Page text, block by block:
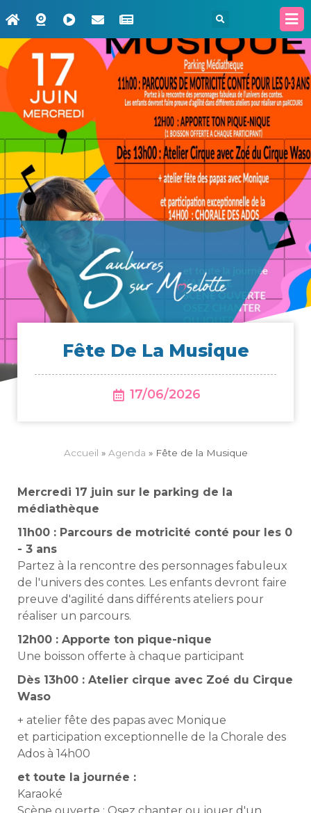
Fête De La Musique
17/06/2026
Accueil » Agenda » Fête de la Musique
Mercredi 17 juin sur le parking de la
médiathèque
11h00 : Parcours de motricité conté pour les 0
- 3 ans
Partez à la rencontre des personnages fabuleux
de l'univers des contes. Les enfants devront faire
preuve d'agilité dans différents ateliers pour
réaliser un parcours.
12h00 : Apporte ton pique-nique
Une boisson offerte à chaque participant
Dès 13h00 : Atelier cirque avec Zoé du Cirque
Waso
+ atelier fête des papas avec Monique
et participation exceptionnelle de la Chorale des
Ados à 14h00
et toute la journée :
Karaoké